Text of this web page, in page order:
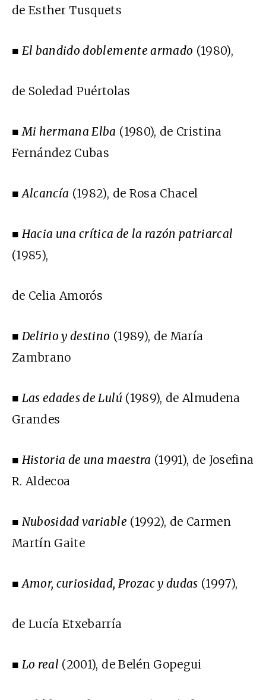
de Esther Tusquets
■ El bandido doblemente armado (1980),
de Soledad Puértolas
■Mi hermana Elba (1980), de Cristina
Fernández Cubas
■Alcancía (1982), de Rosa Chacel
■ Hacia una crítica de la razón patriarcal
(1985),
de Celia Amorós
■ Delirio y destino (1989), de María
Zambrano
■ Las edades de Lulú(1989), de Almudena
Grandes
■ Historia de una maestra (1991), de Josefina
R. Aldecoa
■ Nubosidad variable (1992), de Carmen
Martín Gaite
■Amor, curiosidad, Prozac y dudas (1997),
de Lucía Etxebarría
■ Lo real (2001), de Belén Gopegui